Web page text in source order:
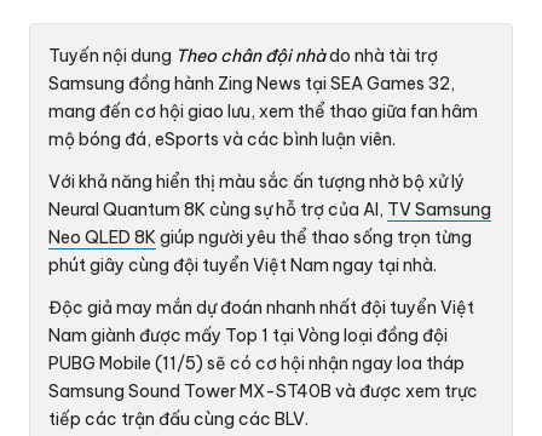
Tuyến nội dung Theo chân đội nhàdo nhà tài trợ
Samsung đồng hành Zing News tại SEA Games 32,
mang đến cơ hội giao lưu, xem thể thao giữa fan hâm
mộ bóng đá, eSports và các bình luận viên.
Với khả năng hiển thị màu sắc ấn tượng nhờ bộ xử lý
Neural Quantum 8K cùng sự hỗ trợ của AI, TV Samsung
Neo QLED 8Kgiúp người yêu thể thao sống trọn từng
phút giây cùng đội tuyển Việt Nam ngay tại nhà.
Độc giả may mắn dự đoán nhanh nhất đội tuyển Việt
Nam giành được mấy Top 1 tại Vòng loại đồng đội
PUBG Mobile (11/5) sẽ có cơ hội nhận ngay loa tháp
Samsung Sound Tower MX-ST40B và được xem trực
tiếp các trận đấu cùng các BLV.